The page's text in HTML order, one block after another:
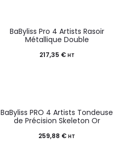
BaByliss Pro 4 Artists Rasoir
Métallique Double
217,35 € HT
BaByliss PRO 4 Artists Tondeuse
de Précision Skeleton Or
259,88 € HT